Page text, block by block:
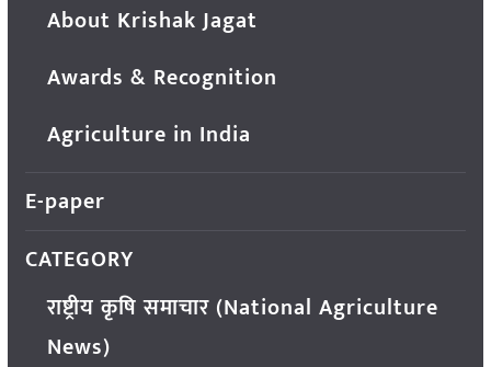
About Krishak Jagat
Awards & Recognition
Agriculture in India
E-paper
CATEGORY
राष्ट्रीय कृषि समाचार (National Agriculture
News)